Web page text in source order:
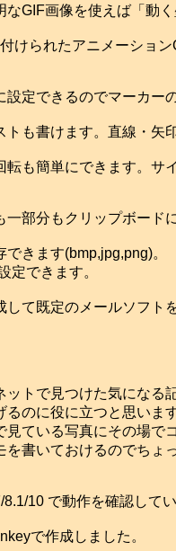
なGIF画像を使えば「動
けられたアニメーショ
定できるのでマーカー
も書けます。直線・矢
も簡単にできます。サ
部分もクリップボード
きます(bmp,jpg,png)。
できます。
て既定のメールソフト
トで見つけた気になる
るのに役に立つと思いま
ている写真にその場で
書いておけるのでちょ
10 で動作を確認して
で作成しました。